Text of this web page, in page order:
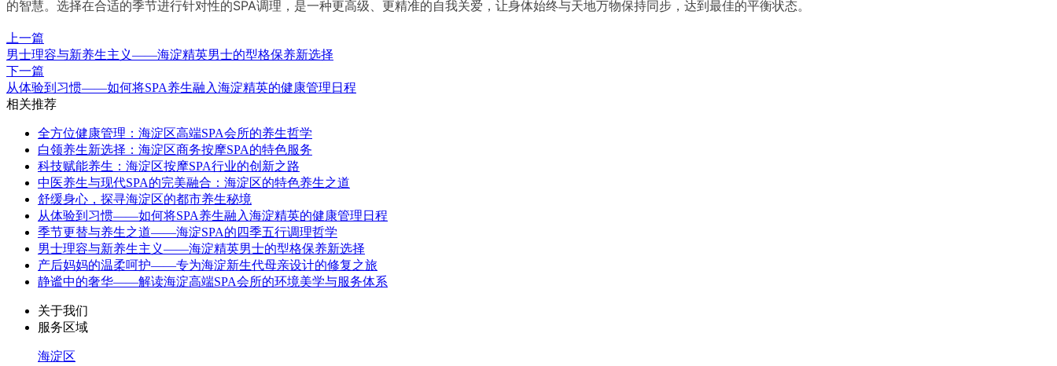
的智慧。选择在合适的季节进行针对性的SPA调理，是一种更高级、更精准的自我关爱，让身体始终与天地万物保持同步，达到最佳的平衡状态。
上一篇
男士理容与新养生主义——海淀精英男士的型格保养新选择
下一篇
从体验到习惯——如何将SPA养生融入海淀精英的健康管理日程
相关推荐
全方位健康管理：海淀区高端SPA会所的养生哲学
白领养生新选择：海淀区商务按摩SPA的特色服务
科技赋能养生：海淀区按摩SPA行业的创新之路
中医养生与现代SPA的完美融合：海淀区的特色养生之道
舒缓身心，探寻海淀区的都市养生秘境
从体验到习惯——如何将SPA养生融入海淀精英的健康管理日程
季节更替与养生之道——海淀SPA的四季五行调理哲学
男士理容与新养生主义——海淀精英男士的型格保养新选择
产后妈妈的温柔呵护——专为海淀新生代母亲设计的修复之旅
静谧中的奢华——解读海淀高端SPA会所的环境美学与服务体系
关于我们
服务区域
海淀区